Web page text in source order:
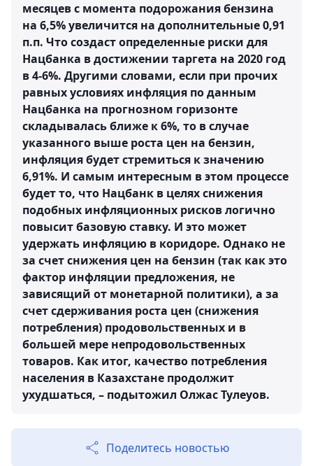
месяцев с момента подорожания бензина
на 6,5% увеличится на дополнительные 0,91
п.п. Что создаст определенные риски для
Нацбанка в достижении таргета на 2020 год
в 4-6%. Другими словами, если при прочих
равных условиях инфляция по данным
Нацбанка на прогнозном горизонте
складывалась ближе к 6%, то в случае
указанного выше роста цен на бензин,
инфляция будет стремиться к значению
6,91%. И самым интересным в этом процессе
будет то, что Нацбанк в целях снижения
подобных инфляционных рисков логично
повысит базовую ставку. И это может
удержать инфляцию в коридоре. Однако не
за счет снижения цен на бензин (так как это
фактор инфляции предложения, не
зависящий от монетарной политики), а за
счет сдерживания роста цен (снижения
потребления) продовольственных и в
большей мере непродовольственных
товаров. Как итог, качество потребления
населения в Казахстане продолжит
ухудшаться, – подытожил Олжас Тулеуов.
Поделитесь новостью